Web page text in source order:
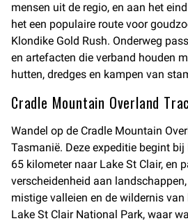
mensen uit de regio, en aan het
het een populaire route voor
Klondike Gold Rush. Onderweg
en artefacten die verband houden
hutten, dredges en kampen van
Cradle Mountain Overland
Wandel op de Cradle Mountain
Tasmanië. Deze expeditie begint bij
65 kilometer naar Lake St Clair, en
verscheidenheid aan
mistige valleien en de wildernis
Lake St Clair National Park, waar